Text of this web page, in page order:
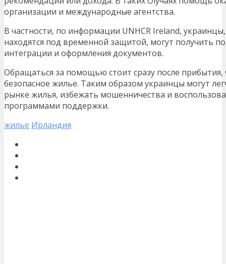
организации и международные агентства.
В частности, по информации UNHCR Ireland,
находятся под временной защитой, могут получить
интеграции и оформления документов.
Обращаться за помощью стоит сразу после
безопасное жилье. Таким образом украинцы могут
рынке жилья, избежать мошенничества и
программами поддержки.
жилье Ирландия